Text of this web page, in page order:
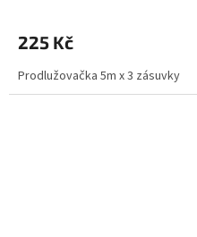
225 Kč
Prodlužovačka 5m x 3 zásuvky